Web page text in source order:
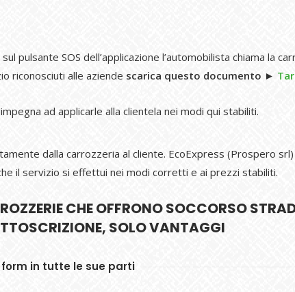
sul pulsante SOS dell’applicazione l’automobilista chiama la
riconosciuti alle aziende scarica questo documento ►
ad applicarle alla clientela nei modi qui stabiliti.
dalla carrozzeria al cliente. EcoExpress (Prospero
il servizio si effettui nei modi corretti e ai prezzi stabiliti.
CHE OFFRONO SOCCORSO
SOLO VANTAGGI
in tutte le sue parti